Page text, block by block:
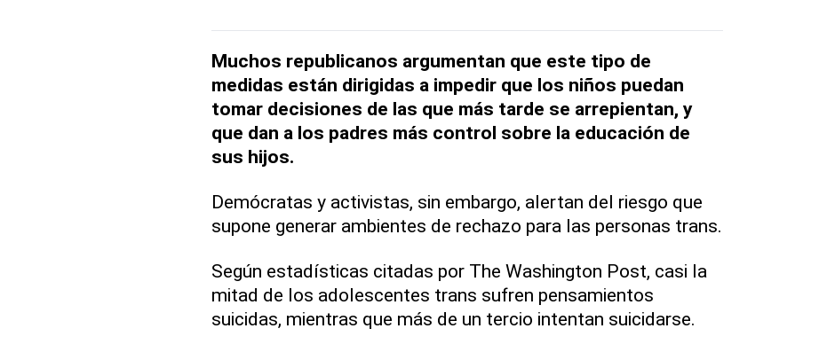
Muchos republicanos argumentan que este tipo de
medidas están dirigidas a impedir que los niños puedan
tomar decisiones de las que más tarde se arrepientan, y
que dan a los padres más control sobre la educación de
sus hijos.
Demócratas y activistas, sin embargo, alertan del riesgo que
supone generar ambientes de rechazo para las personas trans.
Según estadísticas citadas por The Washington Post, casi la
mitad de los adolescentes trans sufren pensamientos
suicidas, mientras que más de un tercio intentan suicidarse.